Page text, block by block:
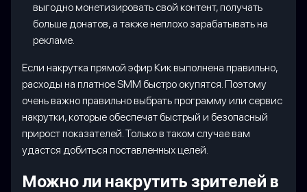
выгодно монетизировать свой контент, получать
больше донатов, а также неплохо зарабатывать на
рекламе.
Если накрутка прямой эфир Кик выполнена правильно,
расходы на платное SMM быстро окупятся. Поэтому
очень важно правильно выбрать программу или сервис
накрутки, которые обеспечат быстрый и безопасный
прирост показателей. Только в таком случае вам
удастся добиться поставленных целей.
Можно ли накрутить зрителей в